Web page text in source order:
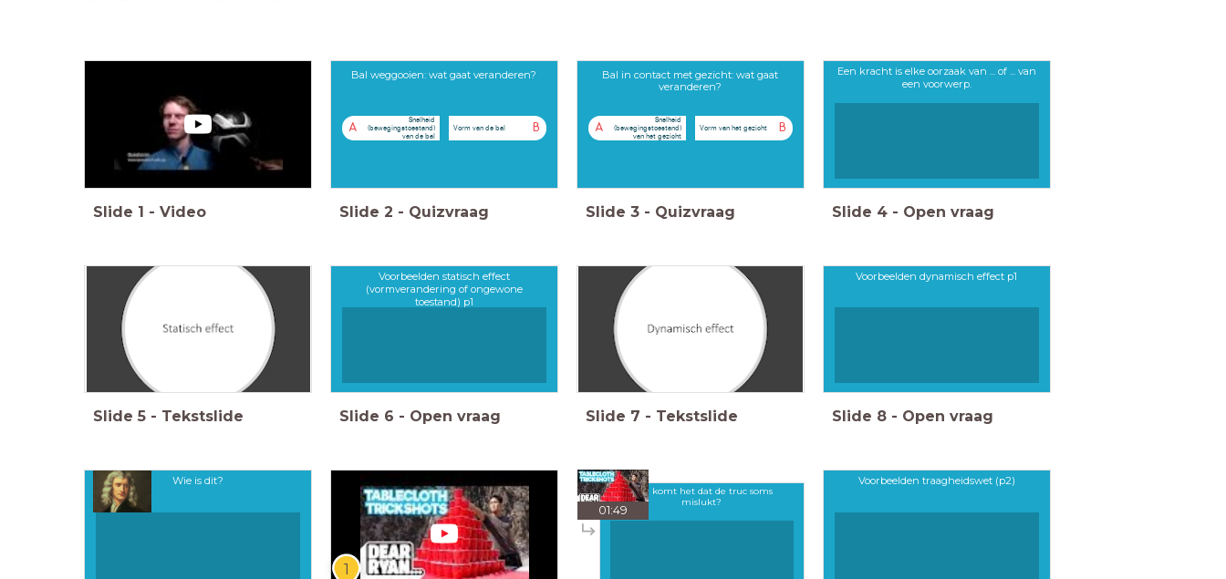
Slide 1 - Video
Bal weggooien: wat gaat veranderen?
A
Snelheid
(bewegingstoestand)
van de bal
B
Vorm van de bal
Slide 2 - Quizvraag
Bal in contact met gezicht: wat gaat
veranderen?
A
Snelheid
(bewegingstoestand)
van het gezicht
B
Vorm van het gezicht
Slide 3 - Quizvraag
Een kracht is elke oorzaak van ... of ... van
een voorwerp.
Slide 4 - Open vraag
Slide 5 - Tekstslide
Voorbeelden statisch effect
(vormverandering of ongewone
toestand) p1
Slide 6 - Open vraag Slide 7 - Tekstslide
Voorbeelden dynamisch effect p1
Slide 8 - Open vraag
Wie is dit?
1
01:49
Hoe komt het dat de truc soms
mislukt?
Voorbeelden traagheidswet (p2)